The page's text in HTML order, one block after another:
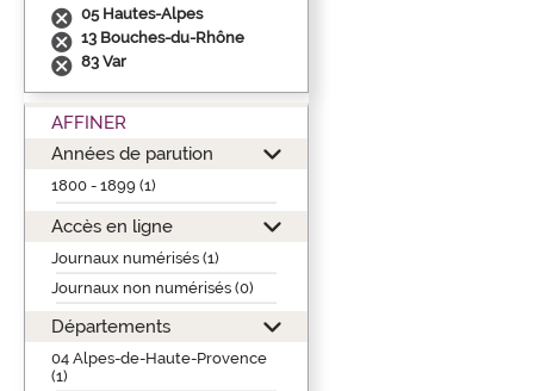
05 Hautes-Alpes
13 Bouches-du-Rhône
83 Var
AFFINER
Années de parution
1800 - 1899 (1)
Accès en ligne
Journaux numérisés (1)
Journaux non numérisés (0)
Départements
04 Alpes-de-Haute-Provence
(1)